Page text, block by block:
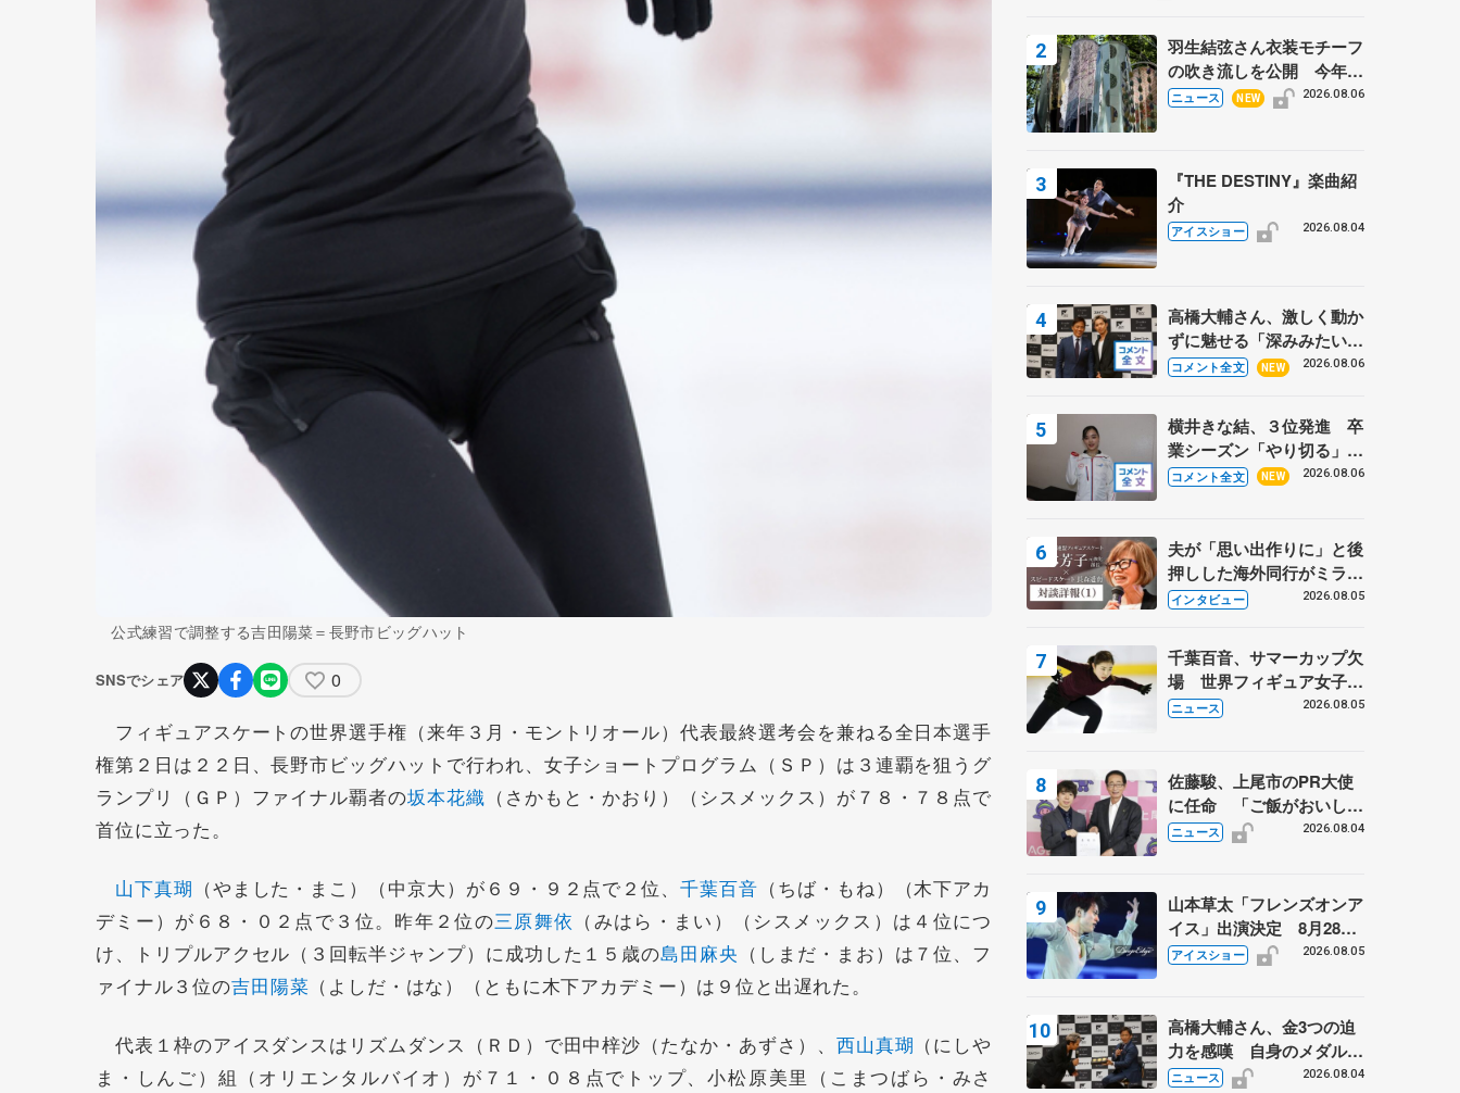
公式練習で調整する吉田陽菜＝長野市ビッグハット
SNSでシェア 0
フィギュアスケートの世界選手権（来年３月・モントリオール）代表最終選考会を兼ねる全日本選手
権第２日は２２日、長野市ビッグハットで行われ、女子ショートプログラム（ＳＰ）は３連覇を狙うグ
ランプリ（ＧＰ）ファイナル覇者の坂本花織 （さかもと・かおり）（シスメックス）が７８・７８点で
首位に立った。
山下真瑚 （やました・まこ）（中京大）が６９・９２点で２位、千葉百音 （ちば・もね）（木下アカ
デミー）が６８・０２点で３位。昨年２位の三原舞依 （みはら・まい）（シスメックス）は４位につ
け、トリプルアクセル（３回転半ジャンプ）に成功した１５歳の島田麻央 （しまだ・まお）は７位、フ
ァイナル３位の吉田陽菜 （よしだ・はな）（ともに木下アカデミー）は９位と出遅れた。
代表１枠のアイスダンスはリズムダンス（ＲＤ）で田中梓沙（たなか・あずさ）、 西山真瑚 （にしや
ま・しんご）組（オリエンタルバイオ）が７１・０８点でトップ、小松原美里（こまつばら・みさ
羽生結弦さん衣装モチーフ
の吹き流しを公開 今年は
「春よ、来い」、仙台の瑞
ニュース NEW 2026.08.06
『THE DESTINY』楽曲紹
介
アイスショー 2026.08.04
高橋大輔さん、激しく動か
ずに魅せる「深みみたいな
ものは出てきている？」
あい
コメント全文 NEW 2026.08.06
横井きな結、３位発進 卒
業シーズン「やり切る」
【みなとアクルス杯SP】
コメント全文 NEW 2026.08.06
夫が「思い出作りに」と後
押しした海外同行がミラノ
まで… 繁華街のリンクで
に 小林芳子さんが振り返
るスケート人生
インタビュー 2026.08.05
千葉百音、サマーカップ欠
場 世界フィギュア女子2
位
ニュース 2026.08.05
佐藤駿、上尾市のPR大使
に任命 「ご飯がおいし
く、住みやすいのが魅力」
ニュース 2026.08.04
山本草太「フレンズオンア
イス」出演決定 8月28日
（金）2公演のみ 荒川静
アイスショー 2026.08.05
高橋大輔さん、金3つの迫
力を感嘆 自身のメダルは
「どちらに？」 〝リス兄
ニュース 2026.08.04